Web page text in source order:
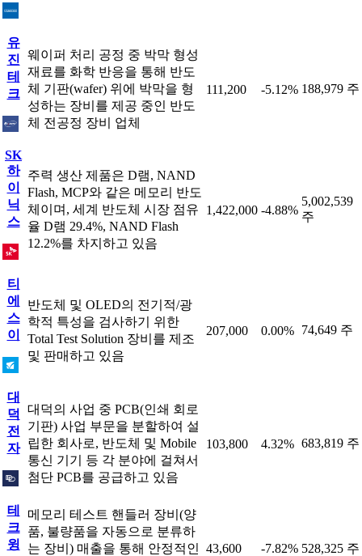
유
진
테
크
웨이퍼 처리 공정 중 박막 형성
재료를 화학 반응을 통해 반도
체 기판(wafer) 위에 박막을 형
성하는 장비를 제공 중인 반도
체 전공정 장비 업체
111,200 -5.12% 188,979 주
SK
하
이
닉
스
주력 생산 제품은 D램, NAND
Flash, MCP와 같은 메모리 반도
체이며, 세계 반도체 시장 점유
율 D램 29.4%, NAND Flash
12.2%를 차지하고 있음
1,422,000 -4.88%
5,002,539
주
티
에
스
이
반도체 및 OLED의 전기적/광
학적 특성을 검사하기 위한
Total Test Solution 장비를 제조
및 판매하고 있음
207,000 0.00% 74,649 주
대
덕
전
자
대덕의 사업 중 PCB(인쇄 회로
기판) 사업 부문을 분할하여 설
립한 회사로, 반도체 및 Mobile
통신 기기 등 각 분야에 걸쳐서
첨단 PCB를 공급하고 있음
103,800 4.32% 683,819 주
테
크
윙
메모리 테스트 핸들러 장비(양
품, 불량품을 자동으로 분류하
는 장비) 매출을 통해 안정적인 43,600 -7.82% 528,325 주